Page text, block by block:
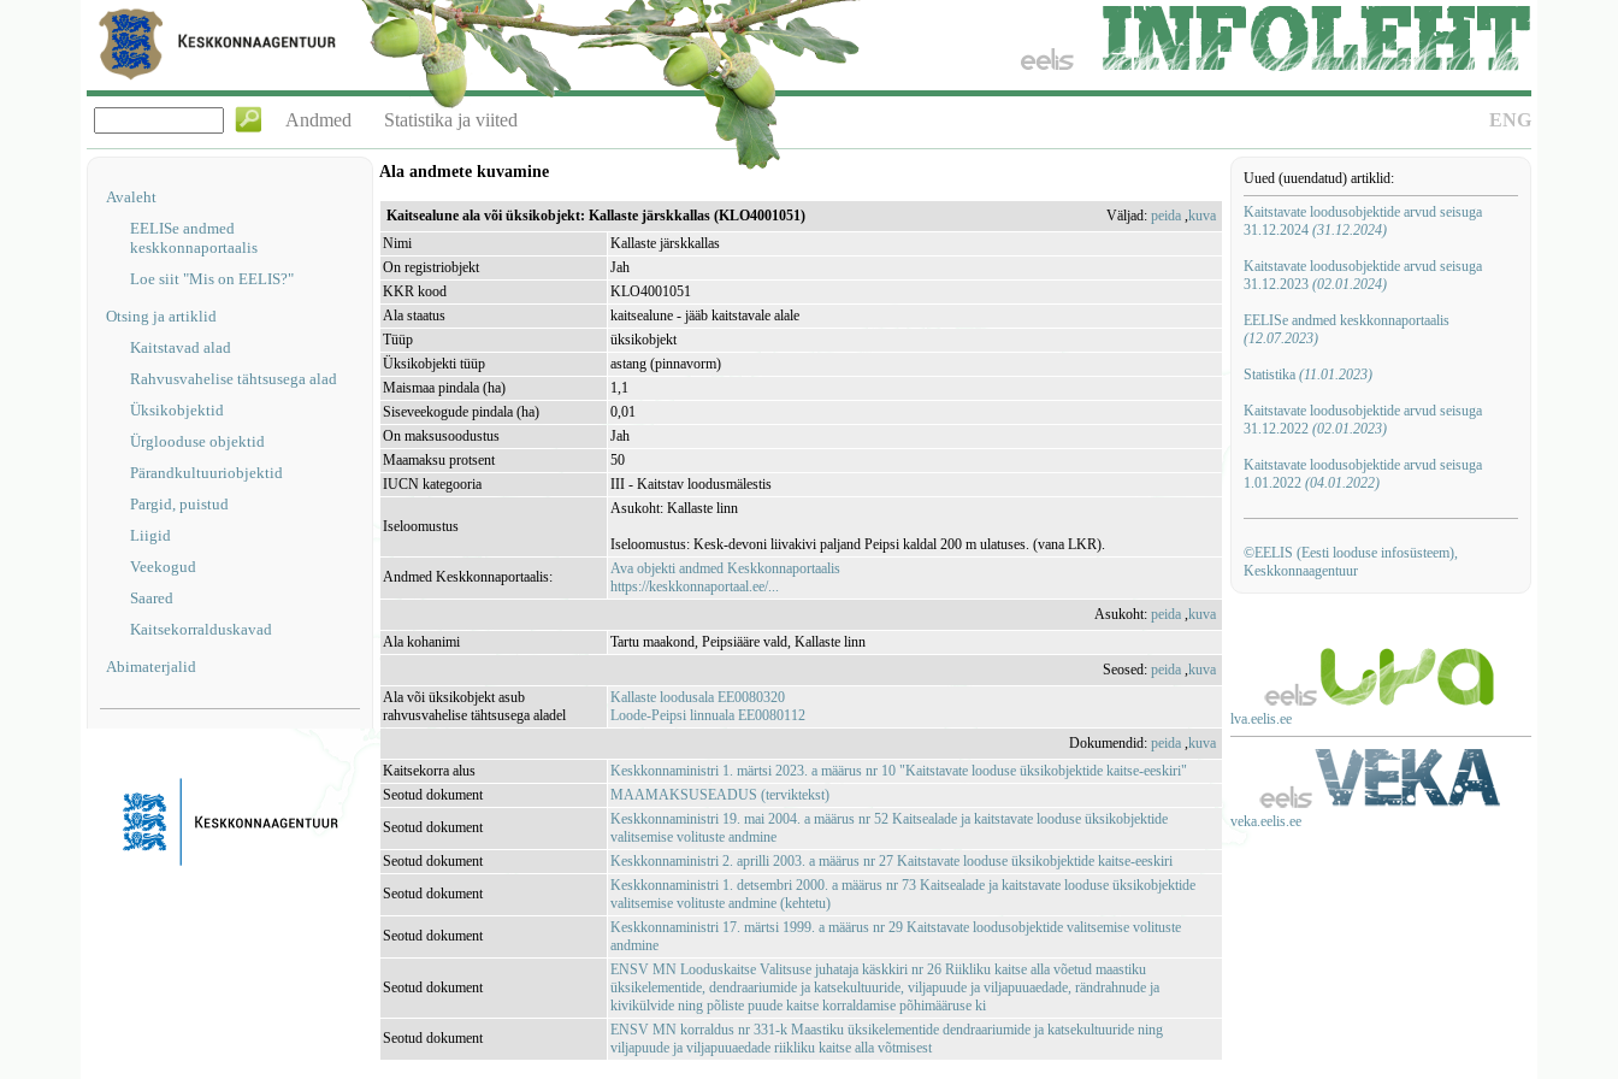
ENG
Andmed Statistika ja viited
Avaleht
EELISe andmed
keskkonnaportaalis
Loe siit "Mis on EELIS?"
Otsing ja artiklid
Kaitstavad alad
Rahvusvahelise tähtsusega alad
Üksikobjektid
Ürglooduse objektid
Pärandkultuuriobjektid
Pargid, puistud
Liigid
Veekogud
Saared
Kaitsekorralduskavad
Abimaterjalid
Uued (uuendatud) artiklid:
Kaitstavate loodusobjektide arvud seisuga
31.12.2024 (31.12.2024)
Kaitstavate loodusobjektide arvud seisuga
31.12.2023 (02.01.2024)
EELISe andmed keskkonnaportaalis
(12.07.2023)
Statistika (11.01.2023)
Kaitstavate loodusobjektide arvud seisuga
31.12.2022 (02.01.2023)
Kaitstavate loodusobjektide arvud seisuga
1.01.2022 (04.01.2022)
©EELIS (Eesti looduse infosüsteem),
Keskkonnaagentuur
lva.eelis.ee
veka.eelis.ee
Ala andmete kuvamine
Kaitsealune ala või üksikobjekt: Kallaste järskkallas (KLO4001051) Väljad:peida ,kuva
Nimi
Kallaste järskkallas
On registriobjekt
Jah
KKR kood
KLO4001051
Ala staatus
kaitsealune - jääb kaitstavale alale
Tüüp
üksikobjekt
Üksikobjekti tüüp
astang (pinnavorm)
Maismaa pindala (ha)
1,1
Siseveekogude pindala (ha)
0,01
On maksusoodustus
Jah
Maamaksu protsent
50
IUCN kategooria
III - Kaitstav loodusmälestis
Iseloomustus
Asukoht: Kallaste linn
Iseloomustus: Kesk-devoni liivakivi paljand Peipsi kaldal 200 m ulatuses. (vana LKR).
Andmed Keskkonnaportaalis:
Ava objekti andmed Keskkonnaportaalis
https://keskkonnaportaal.ee/...
Asukoht:peida ,kuva
Ala kohanimi
Tartu maakond, Peipsiääre vald, Kallaste linn
Seosed:peida ,kuva
Ala või üksikobjekt asub
rahvusvahelise tähtsusega aladel
Kallaste loodusala EE0080320
Loode-Peipsi linnuala EE0080112
Dokumendid:peida ,kuva
Kaitsekorra alus
Keskkonnaministri 1. märtsi 2023. a määrus nr 10 "Kaitstavate looduse üksikobjektide kaitse-eeskiri"
Seotud dokument
MAAMAKSUSEADUS (terviktekst)
Seotud dokument
Keskkonnaministri 19. mai 2004. a määrus nr 52 Kaitsealade ja kaitstavate looduse üksikobjektide
valitsemise volituste andmine
Seotud dokument
Keskkonnaministri 2. aprilli 2003. a määrus nr 27 Kaitstavate looduse üksikobjektide kaitse-eeskiri
Seotud dokument
Keskkonnaministri 1. detsembri 2000. a määrus nr 73 Kaitsealade ja kaitstavate looduse üksikobjektide
valitsemise volituste andmine (kehtetu)
Seotud dokument
Keskkonnaministri 17. märtsi 1999. a määrus nr 29 Kaitstavate loodusobjektide valitsemise volituste
andmine
Seotud dokument
ENSV MN Looduskaitse Valitsuse juhataja käskkiri nr 26 Riikliku kaitse alla võetud maastiku
üksikelementide, dendraariumide ja katsekultuuride, viljapuude ja viljapuuaedade, rändrahnude ja
kivikülvide ning põliste puude kaitse korraldamise põhimääruse ki
Seotud dokument
ENSV MN korraldus nr 331-k Maastiku üksikelementide dendraariumide ja katsekultuuride ning
viljapuude ja viljapuuaedade riikliku kaitse alla võtmisest